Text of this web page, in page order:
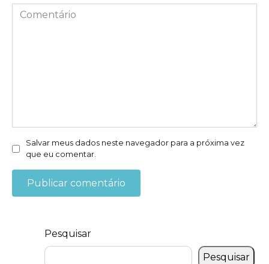
*Comentário
Salvar meus dados neste navegador para a próxima vez
que eu comentar.
Pesquisar
Pesquisar